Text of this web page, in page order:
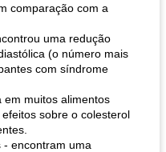
comparação com a
uma redução
(o número mais
com síndrome
em muitos alimentos
sobre o colesterol
- encontram uma